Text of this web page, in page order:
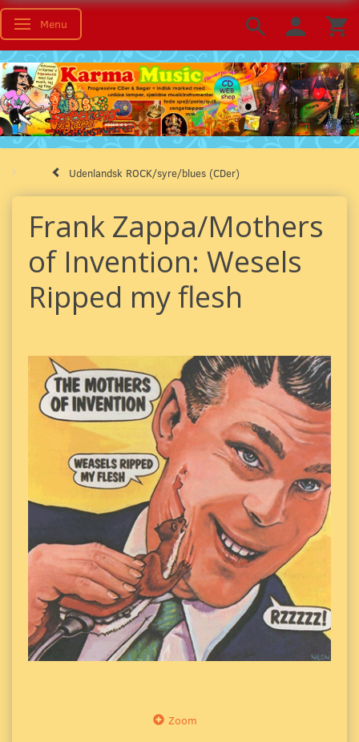
Skifte navigation
Menu
Udenlandsk ROCK/syre/blues (CDer)
Frank Zappa/Mothers
of Invention: Wesels
Ripped my flesh
Zoom